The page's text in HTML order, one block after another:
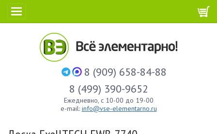
8 (909) 658-84-88
8 (499) 390-9652
Ежедневно, с 10-00 до 19-00
e-mail: info@vse-elementarno.ru